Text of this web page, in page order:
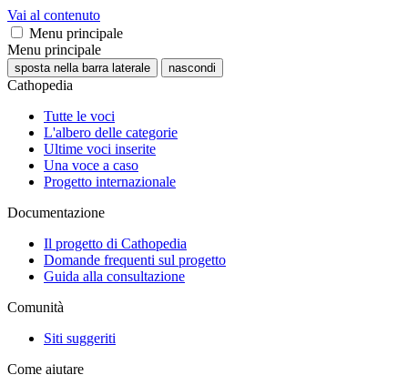
Vai al contenuto
Menu principale
Menu principale
sposta nella barra laterale nascondi
Cathopedia
Tutte le voci
L'albero delle categorie
Ultime voci inserite
Una voce a caso
Progetto internazionale
Documentazione
Il progetto di Cathopedia
Domande frequenti sul progetto
Guida alla consultazione
Comunità
Siti suggeriti
Come aiutare